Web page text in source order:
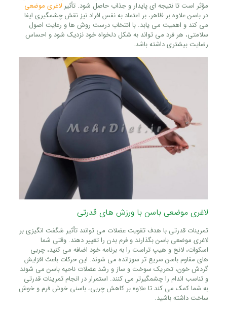
مؤثر است تا نتیجه‌ ای پایدار و جذاب حاصل شود. تأثیر لاغری موضعی
در باسن علاوه بر ظاهر، بر اعتماد به نفس افراد نیز نقش چشمگیری ایفا
می‌ کند و اهمیت می‌ یابد. با انتخاب درست روش‌ ها و رعایت اصول
سلامتی، هر فرد می‌ تواند به شکل دلخواه خود نزدیک شود و احساس
رضایت بیشتری داشته باشد.
لاغری موضعی باسن با ورزش‌ های قدرتی
تمرینات قدرتی با هدف تقویت عضلات می‌ توانند تأثیر شگفت‌ انگیزی بر
لاغری موضعی باسن بگذارند و فرم بدن را تغییر دهند. وقتی شما
اسکوات، لانج و هیپ تراست را به برنامه خود اضافه می‌ کنید، چربی‌
های مقاوم باسن سریع‌ تر سوزانده می‌ شوند. این حرکات باعث افزایش
گردش خون، تحریک سوخت‌ و ساز و رشد عضلات ناحیه باسن می‌ شوند
و تناسب اندام را چشمگیرتر می‌ کنند. استمرار در انجام تمرینات قدرتی
به شما کمک می‌ کند تا علاوه بر کاهش چربی، باسنی خوش‌ فرم و خوش‌
ساخت داشته باشید.